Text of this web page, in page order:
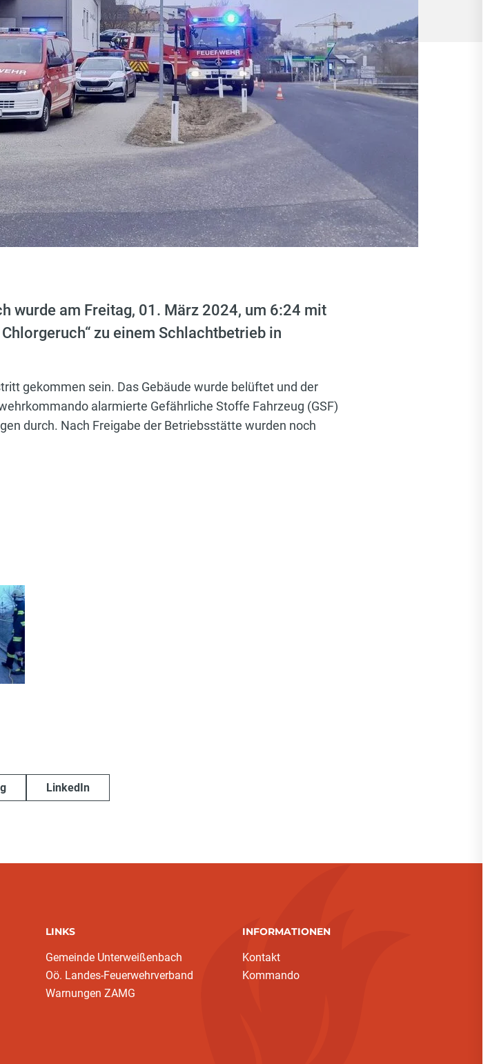
wurde am Freitag, 01. März 2024, um 6:24 mit
zu einem Schlachtbetrieb in
gekommen sein. Das Gebäude wurde belüftet und der
alarmierte Gefährliche Stoffe Fahrzeug (GSF)
durch. Nach Freigabe der Betriebsstätte wurden noch
LinkedIn
LINKS
Gemeinde Unterweißenbach
Oö. Landes-Feuerwehrverband
Warnungen ZAMG
INFORMATIONEN
Kontakt
Kommando